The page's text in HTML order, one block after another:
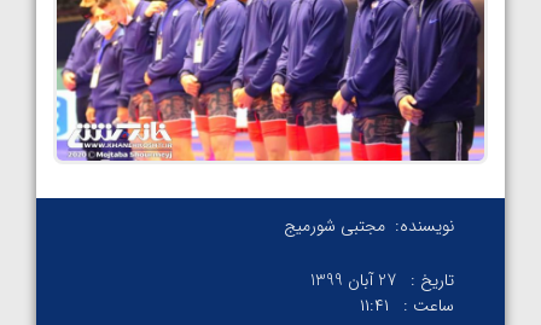
نویسنده: مجتبی شورمیج
تاریخ : 27 آبان 1399
ساعت :
۱۱:۴۱